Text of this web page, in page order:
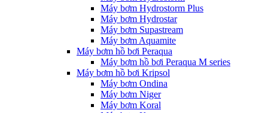
Máy bơm Hydrostorm Plus
Máy bơm Hydrostar
Máy bơm Supastream
Máy bơm Aquamite
Máy bơm hồ bơi Peraqua
Máy bơm hồ bơi Peraqua M series
Máy bơm hồ bơi Kripsol
Máy bơm Ondina
Máy bơm Niger
Máy bơm Koral